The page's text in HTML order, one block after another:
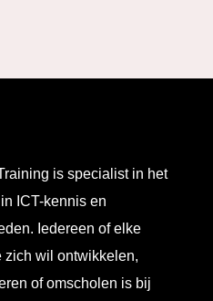
is specialist in het
ICT-kennis en
Iedereen of elke
zich wil ontwikkelen,
of omscholen is bij